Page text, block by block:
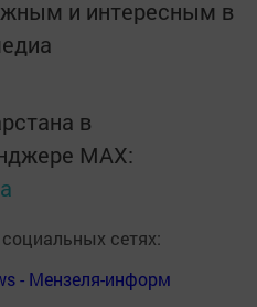
и интересным в
в
MАХ:
сетях:
- Мензеля-информ